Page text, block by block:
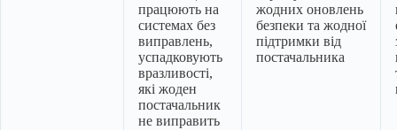
працюють на
системах без
виправлень,
успадковують
вразливості,
які жоден
постачальник
не виправить
жодних оновлень
безпеки та жодної
підтримки від
постачальника